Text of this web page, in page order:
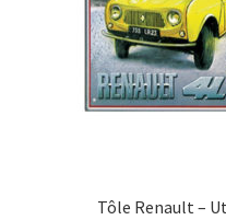
Tôle Renault –